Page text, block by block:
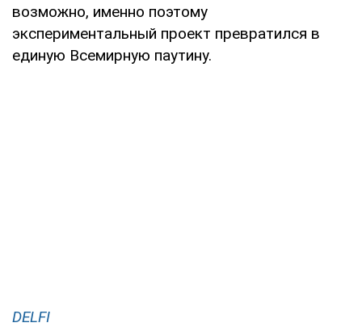
возможно, именно поэтому
экспериментальный проект превратился в
единую Всемирную паутину.
DELFI